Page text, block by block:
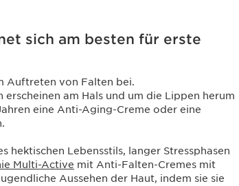
sich am besten für erste
Auftreten von Falten bei.
am Hals und um die Lippen herum
eine Anti-Aging-Creme oder eine
hektischen Lebensstils, langer Stressphasen
Multi-Active mit Anti-Falten-Cremes mit
Aussehen der Haut, indem sie sie